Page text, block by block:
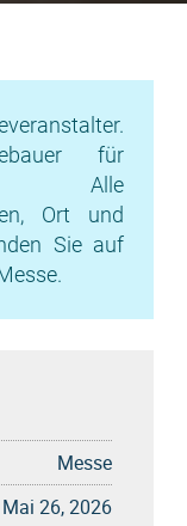
für
Alle
Ort und
Sie auf
Messe
Mai 26, 2026